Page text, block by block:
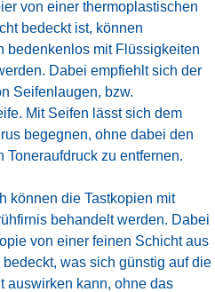
von einer thermoplastischen
bedeckt ist, können
bedenkenlos mit Flüssigkeiten
Dabei empfiehlt sich der
Seifenlaugen, bzw.
Mit Seifen lässt sich dem
begegnen, ohne dabei den
Toneraufdruck zu entfernen.
können die Tastkopien mit
behandelt werden. Dabei
von einer feinen Schicht aus
bedeckt, was sich günstig auf die
auswirken kann, ohne das